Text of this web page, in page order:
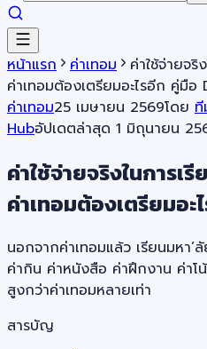
หน้าแรก ค่าเทอม
ค่าใช้จ่ายจริ
ค่าเทอมต้องเตรียมอะไรอีก คู่มือ
ค่าเทอม25 เมษายน 2569โดย ที
Hubอัปเดตล่าสุด 1 มิถุนายน
ค่าใช้จ่ายจริงในการเ
ค่าเทอมต้องเตรียมอะ
นอกจากค่าเทอมแล้ว เรียนมหา
ค่ากิน ค่าหนังสือ ค่าฝึกงาน ค่าโ
สูงกว่าค่าเทอมหลายเท่า
สารบัญ